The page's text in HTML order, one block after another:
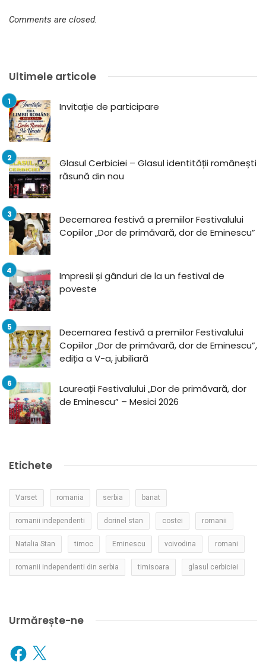
Comments are closed.
Ultimele articole
Invitație de participare
Glasul Cerbiciei – Glasul identității românești
răsună din nou
Decernarea festivă a premiilor Festivalului
Copiilor „Dor de primăvară, dor de Eminescu”
Impresii și gânduri de la un festival de
poveste
Decernarea festivă a premiilor Festivalului
Copiilor „Dor de primăvară, dor de Eminescu”,
ediția a V-a, jubiliară
Laureații Festivalului „Dor de primăvară, dor
de Eminescu” – Mesici 2026
Etichete
Varset romania serbia banat
romanii independenti dorinel stan costei romanii
Natalia Stan timoc Eminescu voivodina romani
romanii independenti din serbia timisoara glasul cerbiciei
Urmărește-ne
Facebook
X